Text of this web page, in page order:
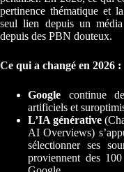
pertinence thématique et
seul lien depuis un
depuis des PBN douteux.
Ce qui a changé en 2026 :
Google continue
artificiels et
L’IA générative
AI Overviews)
sélectionner ses
proviennent des